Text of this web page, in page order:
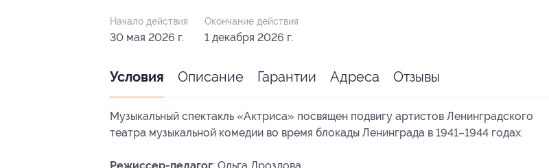
Начало действия
30 мая 2026 г.
Окончание действия
1 декабря 2026 г.
Условия Описание Гарантии Адреса Отзывы
Музыкальный спектакль «Актриса» посвящен подвигу артистов Ленинградского
театра музыкальной комедии во время блокады Ленинграда в 1941–1944 годах.